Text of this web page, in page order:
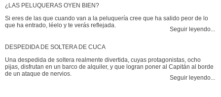
¿LAS PELUQUERAS OYEN BIEN?
Si eres de las que cuando van a la peluquería cree que ha salido peor de lo
que ha entrado, léelo y te verás reflejada.
Seguir leyendo...
DESPEDIDA DE SOLTERA DE CUCA
Una despedida de soltera realmente divertida, cuyas protagonistas, ocho
pijas, disfrutan en un barco de alquiler, y que logran poner al Capitán al borde
de un ataque de nervios.
Seguir leyendo...